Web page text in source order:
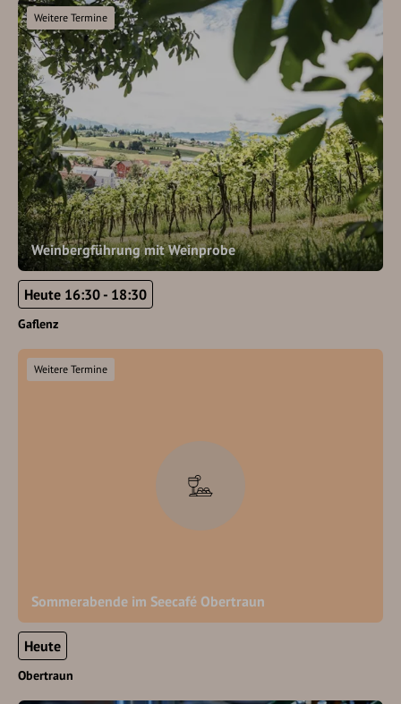
Weinbergführung mit Weinprobe
Weitere Termine
Heute 16:30 - 18:30
Gaflenz
Sommerabende im Seecafé Obertraun
Weitere Termine
Heute
Obertraun